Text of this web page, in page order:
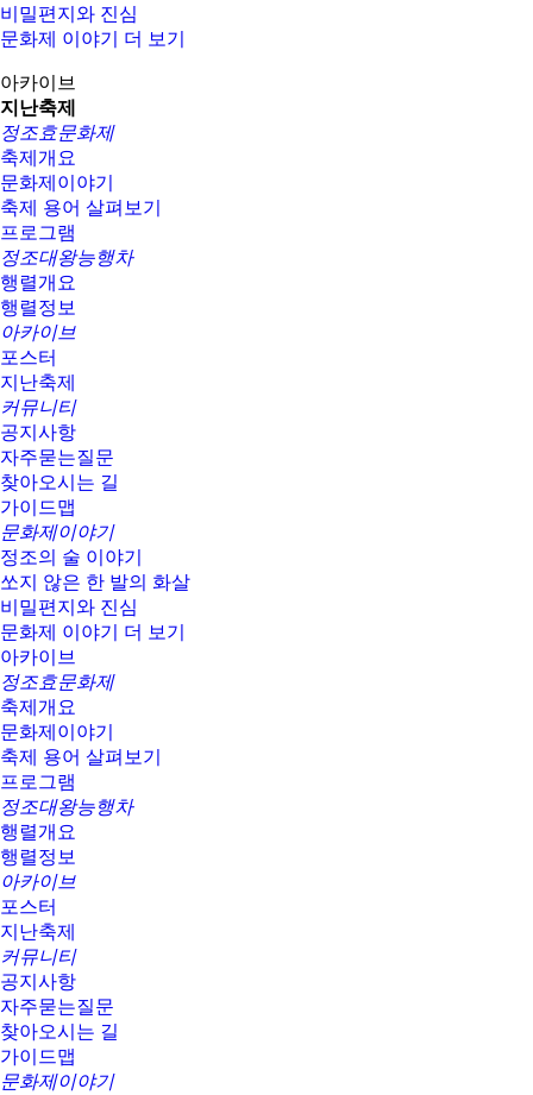
비밀편지와 진심
문화제 이야기 더 보기
아카이브
지난축제
정조효문화제
축제개요
문화제이야기
축제 용어 살펴보기
프로그램
정조대왕능행차
행렬개요
행렬정보
아카이브
포스터
지난축제
커뮤니티
공지사항
자주묻는질문
찾아오시는 길
가이드맵
문화제이야기
정조의 술 이야기
쏘지 않은 한 발의 화살
비밀편지와 진심
문화제 이야기 더 보기
아카이브
정조효문화제
축제개요
문화제이야기
축제 용어 살펴보기
프로그램
정조대왕능행차
행렬개요
행렬정보
아카이브
포스터
지난축제
커뮤니티
공지사항
자주묻는질문
찾아오시는 길
가이드맵
문화제이야기